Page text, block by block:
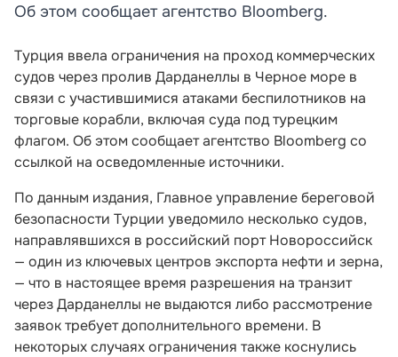
Об этом сообщает агентство Bloomberg.
Турция ввела ограничения на проход коммерческих
судов через пролив Дарданеллы в Черное море в
связи с участившимися атаками беспилотников на
торговые корабли, включая суда под турецким
флагом. Об этом сообщает агентство Bloomberg со
ссылкой на осведомленные источники.
По данным издания, Главное управление береговой
безопасности Турции уведомило несколько судов,
направлявшихся в российский порт Новороссийск
— один из ключевых центров экспорта нефти и зерна,
— что в настоящее время разрешения на транзит
через Дарданеллы не выдаются либо рассмотрение
заявок требует дополнительного времени. В
некоторых случаях ограничения также коснулись